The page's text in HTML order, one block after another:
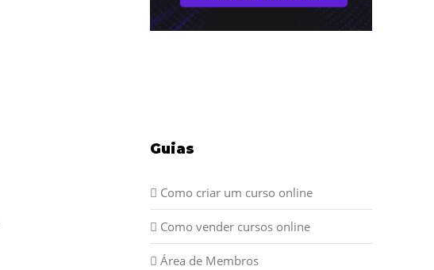
Guias
Como criar um curso online
Como vender cursos online
Área de Membros